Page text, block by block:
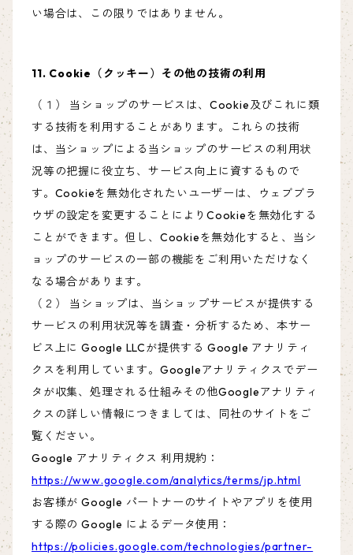
い場合は、この限りではありません。
11. Cookie（クッキー）その他の技術の利用
（１） 当ショップのサービスは、Cookie及びこれに類
する技術を利用することがあります。これらの技術
は、当ショップによる当ショップのサービスの利用状
況等の把握に役立ち、サービス向上に資するもので
す。Cookieを無効化されたいユーザーは、ウェブブラ
ウザの設定を変更することによりCookieを無効化する
ことができます。但し、Cookieを無効化すると、当シ
ョップのサービスの一部の機能をご利用いただけなく
なる場合があります。
（２） 当ショップは、当ショップサービスが提供する
サービスの利用状況等を調査・分析するため、本サー
ビス上に Google LLCが提供する Google アナリティ
クスを利用しています。Googleアナリティクスでデー
タが収集、処理される仕組みその他Googleアナリティ
クスの詳しい情報につきましては、同社のサイトをご
覧ください。
Google アナリティクス 利用規約：
https://www.google.com/analytics/terms/jp.html
お客様が Google パートナーのサイトやアプリを使用
する際の Google によるデータ使用：
https://policies.google.com/technologies/partner-